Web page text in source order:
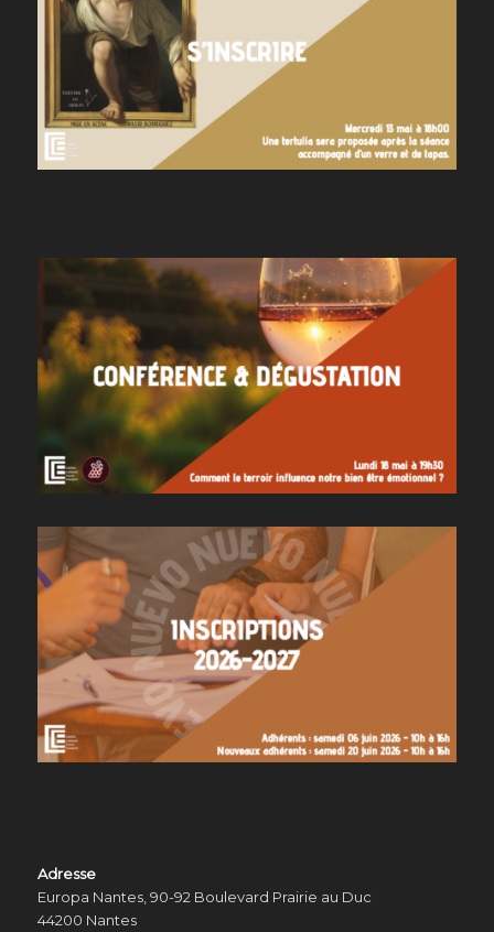
Adresse
Europa Nantes, 90-92 Boulevard Prairie au Duc
44200 Nantes